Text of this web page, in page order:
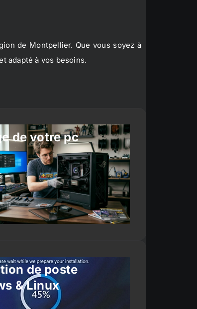
de Montpellier. Que vous soyez à
adapté à vos besoins.
de votre pc
de poste
& Linux